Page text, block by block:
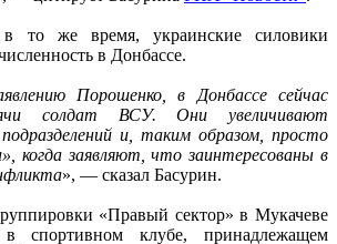
то же время, украинские силовики
в Донбассе.
Порошенко, в Донбассе сейчас
солдат ВСУ. Они увеличивают
и, таким образом, просто
когда заявляют, что заинтересованы в
», — сказал Басурин.
«Правый сектор» в Мукачеве
спортивном клубе, принадлежащем